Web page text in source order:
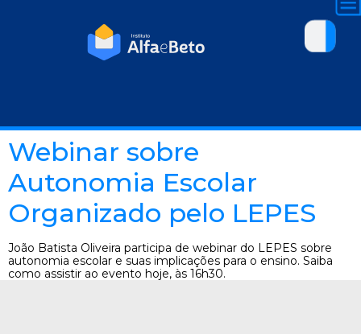
Webinar sobre
Autonomia Escolar
Organizado pelo LEPES
João Batista Oliveira participa de webinar do LEPES sobre
autonomia escolar e suas implicações para o ensino. Saiba
como assistir ao evento hoje, às 16h30.